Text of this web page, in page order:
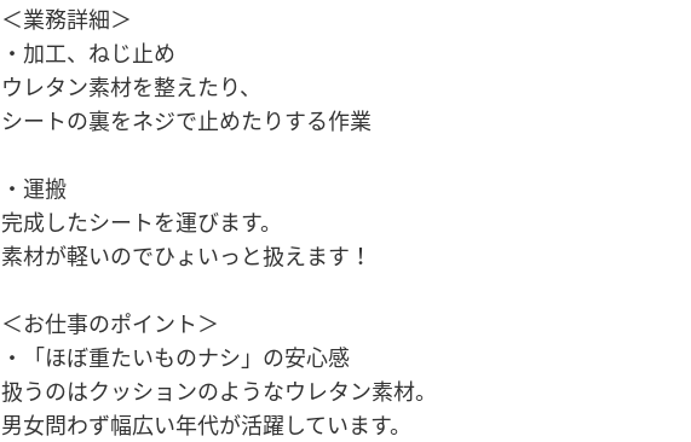
＜業務詳細＞
・加工、ねじ止め
ウレタン素材を整えたり、
シートの裏をネジで止めたりする作業
・運搬
完成したシートを運びます。
素材が軽いのでひょいっと扱えます！
＜お仕事のポイント＞
・「ほぼ重たいものナシ」の安心感
扱うのはクッションのようなウレタン素材。
男女問わず幅広い年代が活躍しています。